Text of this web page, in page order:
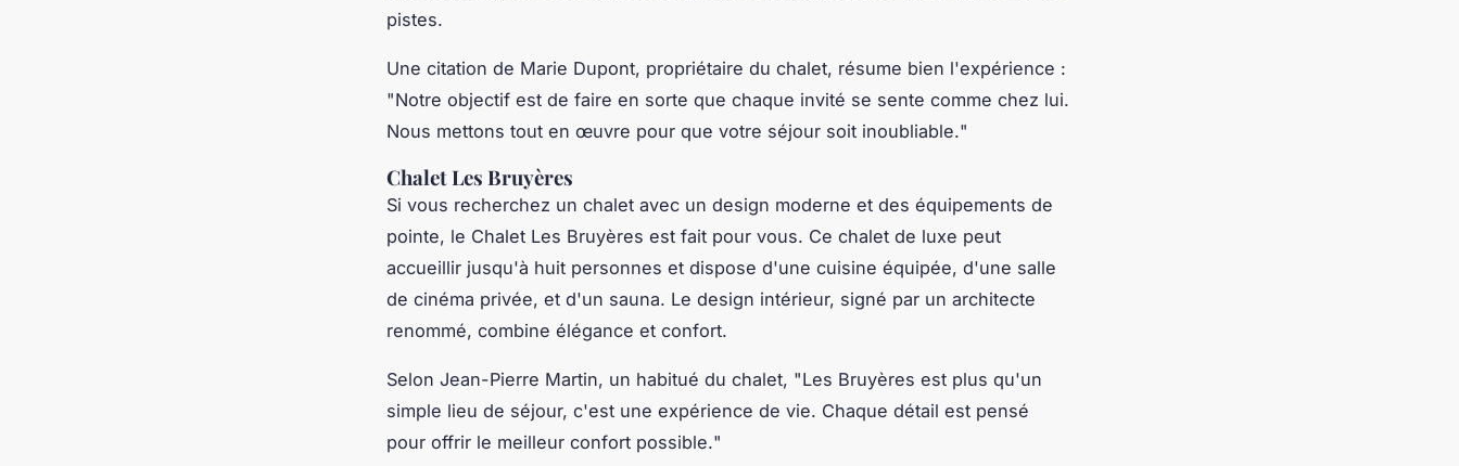
pistes.
Une citation de Marie Dupont, propriétaire du chalet, résume bien l'expérience :
"Notre objectif est de faire en sorte que chaque invité se sente comme chez lui.
Nous mettons tout en œuvre pour que votre séjour soit inoubliable."
Chalet Les Bruyères
Si vous recherchez un chalet avec un design moderne et des équipements de
pointe, le Chalet Les Bruyères est fait pour vous. Ce chalet de luxe peut
accueillir jusqu'à huit personnes et dispose d'une cuisine équipée, d'une salle
de cinéma privée, et d'un sauna. Le design intérieur, signé par un architecte
renommé, combine élégance et confort.
Selon Jean-Pierre Martin, un habitué du chalet, "Les Bruyères est plus qu'un
simple lieu de séjour, c'est une expérience de vie. Chaque détail est pensé
pour offrir le meilleur confort possible."